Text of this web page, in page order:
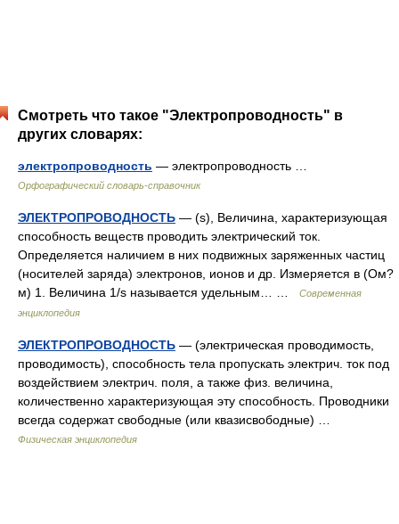
Смотреть что такое "Электропроводность" в
других словарях:
электропроводность — электропроводность …
Орфографический словарь-справочник
ЭЛЕКТРОПРОВОДНОСТЬ — (s), Величина, характеризующая
способность веществ проводить электрический ток.
Определяется наличием в них подвижных заряженных частиц
(носителей заряда) электронов, ионов и др. Измеряется в (Ом?
м) 1. Величина 1/s называется удельным… …
Современная
энциклопедия
ЭЛЕКТРОПРОВОДНОСТЬ — (электрическая проводимость,
проводимость), способность тела пропускать электрич. ток под
воздействием электрич. поля, а также физ. величина,
количественно характеризующая эту способность. Проводники
всегда содержат свободные (или квазисвободные) …
Физическая энциклопедия